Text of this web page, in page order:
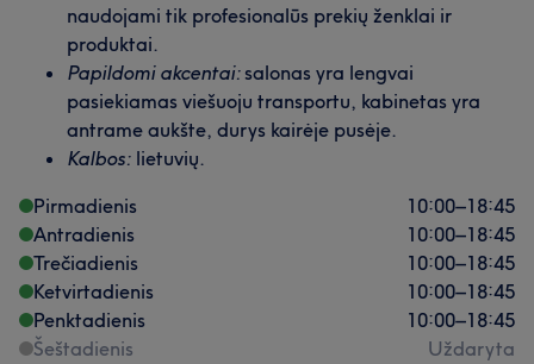
naudojami tik profesionalūs prekių ženklai ir
produktai.
Papildomi akcentai: salonas yra lengvai
pasiekiamas viešuoju transportu, kabinetas yra
antrame aukšte, durys kairėje pusėje.
Kalbos: lietuvių.
Pirmadienis
10:00–18:45
Antradienis
10:00–18:45
Trečiadienis
10:00–18:45
Ketvirtadienis
10:00–18:45
Penktadienis
10:00–18:45
Šeštadienis
Uždaryta